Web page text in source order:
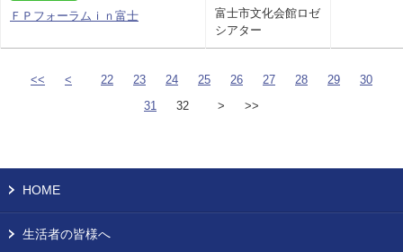
ＦＰフォーラムｉｎ富士
富士市文化会館ロゼ
シアター
<< < 22 23 24 25 26 27 28 29
30
31
32 > >>
HOME
生活者の皆様へ